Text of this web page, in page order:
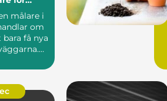
målare i
om
få nya